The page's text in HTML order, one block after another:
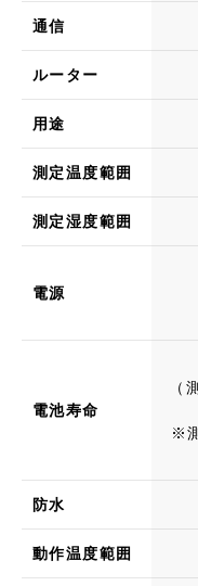
通信
ルーター
用途
測定温度範囲
測定湿度範囲
電源
電池寿命
（
※
防水
動作温度範囲